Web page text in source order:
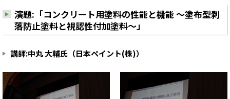
演題:「コンクリート用塗料の性能と機能 ～塗布型剥
落防止塗料と視認性付加塗料～」
講師:中丸 大輔氏（日本ペイント(株)）